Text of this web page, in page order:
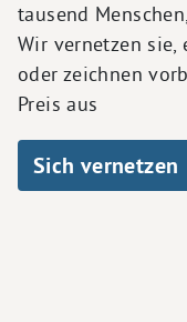
tausend
Wir vernetzen sie,
oder zeichnen
Preis aus
Sich vernetzen